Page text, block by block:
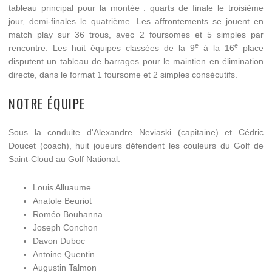
tableau principal pour la montée : quarts de finale le troisième
jour, demi-finales le quatrième. Les affrontements se jouent en
match play sur 36 trous, avec 2 foursomes et 5 simples par
rencontre. Les huit équipes classées de la 9e à la 16e
place
disputent un tableau de barrages pour le maintien en élimination
directe, dans le format 1 foursome et 2 simples consécutifs.
NOTRE ÉQUIPE
Sous la conduite d'Alexandre Neviaski (capitaine) et Cédric
Doucet (coach), huit joueurs défendent les couleurs du Golf de
Saint-Cloud au Golf National.
Louis Alluaume
Anatole Beuriot
Roméo Bouhanna
Joseph Conchon
Davon Duboc
Antoine Quentin
Augustin Talmon